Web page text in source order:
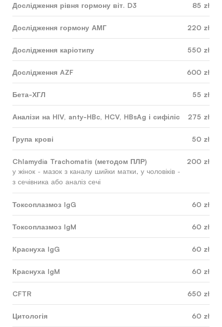
Дослідження рівня гормону віт. D3 85 zł
Дослідження гормону АМГ 220 zł
Дослідження каріотипу 550 zł
Дослідження AZF 600 zł
Бета-ХГЛ 55 zł
Аналізи на HIV, anty-HBc, HCV, HBsAg і сифіліс 275 zł
Група крові 50 zł
Chlamydia Trachomatis (методом ПЛР)
у жінок - мазок з каналу шийки матки, у чоловіків -
з сечівника або аналіз сечі
200 zł
Токсоплазмоз IgG 60 zł
Токсоплазмоз IgM 60 zł
Краснуха IgG 60 zł
Краснуха IgM 60 zł
CFTR 650 zł
Цитологія 60 zł